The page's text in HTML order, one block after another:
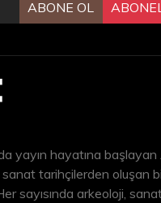
ABONE OL
yayın hayatına
tarihçilerden oluşan
sayısında arkeoloji,